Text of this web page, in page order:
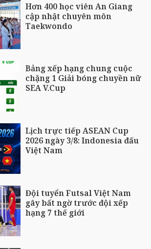
Hơn 400 học viên An Giang
cập nhật chuyên môn
Taekwondo
Bảng xếp hạng chung cuộc
chặng 1 Giải bóng chuyền nữ
SEA V.Cup
Lịch trực tiếp ASEAN Cup
2026 ngày 3/8: Indonesia đấu
Việt Nam
Đội tuyển Futsal Việt Nam
gây bất ngờ trước đội xếp
hạng 7 thế giới